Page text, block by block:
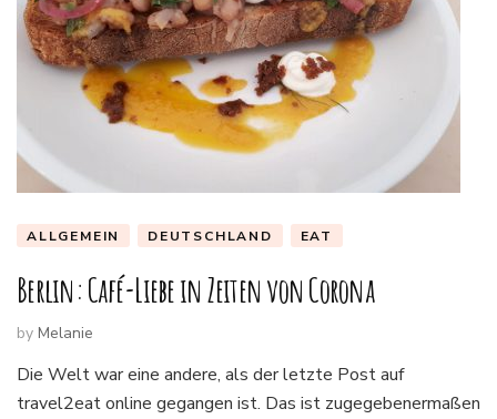
ALLGEMEIN DEUTSCHLAND EAT
Berlin: Café-Liebe in Zeiten von Corona
by Melanie
Die Welt war eine andere, als der letzte Post auf
travel2eat online gegangen ist. Das ist zugegebenermaßen